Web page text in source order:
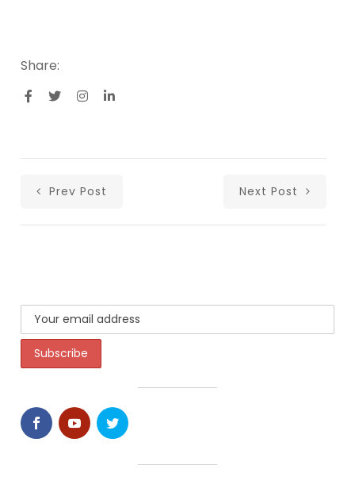
Share:
Prev Post Next Post